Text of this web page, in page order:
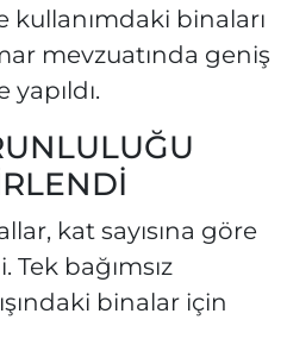
kullanımdaki binaları
mevzuatında geniş
kat sayısına göre
bağımsız
binalar için